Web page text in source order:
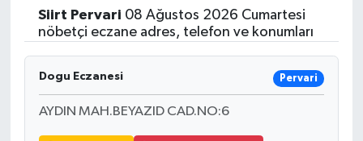
Siirt Pervari 08 Ağustos 2026 Cumartesi
nöbetçi eczane adres, telefon ve konumları
Dogu Eczanesi Pervari
AYDIN MAH.BEYAZID CAD.NO:6
MAGAZİN
SAĞLIK
EĞİTİM
Haber Arşivi